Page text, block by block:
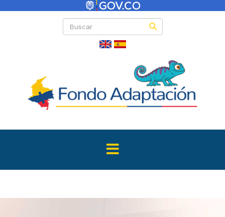
Planeación de la